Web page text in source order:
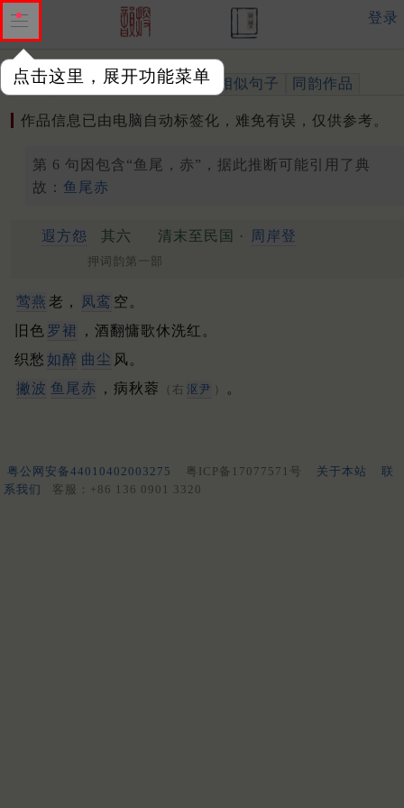
点击这里，展开功能菜单
登录
作品 标注四声 出处、引用 相似句子 同韵作品
作品信息已由电脑自动标签化，难免有误，仅供参考。
第 6 句因包含“鱼尾，赤”，据此推断可能引用了典
故： 鱼尾赤
遐方怨 其六 清末至民国 · 周岸登
押词韵第一部
莺燕 老， 凤鸾 空。
旧色 罗裙
，酒翻慵歌休洗红。
织愁 如醉 曲尘 风。
撇波 鱼尾赤 ，病秋蓉 （右 沤尹 ） 。
粤公网安备44010402003275 粤ICP备17077571号 关于本站
联
系我们
客服：+86 136 0901 3320